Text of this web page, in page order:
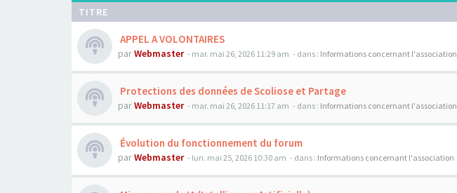
TITRE
APPEL A VOLONTAIRES
parWebmaster - mar. mai 26, 2026 11:29 am - dans : Informations concernant l'association
Protections des données de Scoliose et Partage
parWebmaster - mar. mai 26, 2026 11:17 am - dans : Informations concernant l'association
Évolution du fonctionnement du forum
parWebmaster - lun. mai 25, 2026 10:30 am - dans : Informations concernant l'association